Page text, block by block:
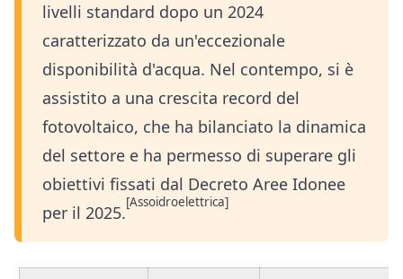
livelli standard dopo un 2024
caratterizzato da un'eccezionale
disponibilità d'acqua. Nel contempo, si è
assistito a una crescita record del
fotovoltaico, che ha bilanciato la dinamica
del settore e ha permesso di superare gli
obiettivi fissati dal Decreto Aree Idonee
per il 2025.[Assoidroelettrica]